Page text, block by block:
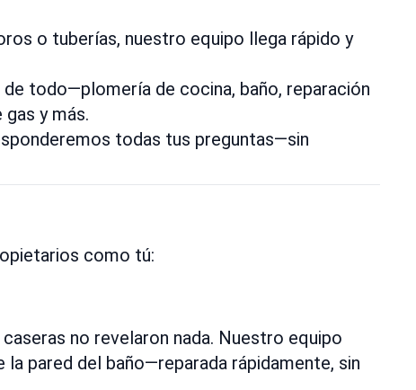
o tuberías, nuestro equipo llega rápido y
todo—plomería de cocina, baño, reparación
y más.
todas tus preguntas—sin
como tú:
no revelaron nada. Nuestro equipo
pared del baño—reparada rápidamente, sin